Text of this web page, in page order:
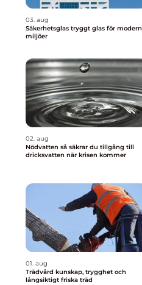
03. aug
Säkerhetsglas tryggt glas för moderna
miljöer
02. aug
Nödvatten så säkrar du tillgång till
dricksvatten när krisen kommer
01. aug
Trädvård kunskap, trygghet och
långsiktigt friska träd